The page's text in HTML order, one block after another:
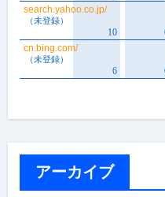
アーカイブ